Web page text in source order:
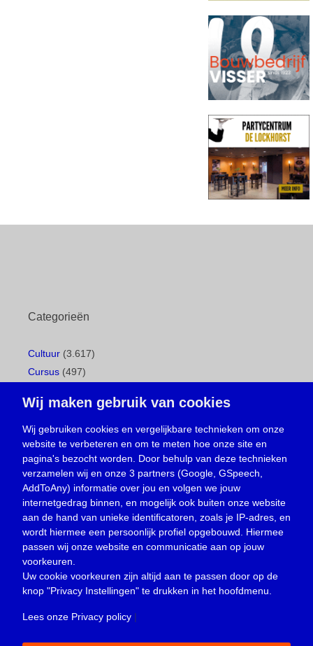
Categorieën
Cultuur (3.617)
Cursus (497)
Gemeentepagina(104)
Ingezonden brief(539)
Media(156)
Nieuws (23.330)
Oproep(734)
Overlijden(39)
Podcast(18)
prijsvraag (5)
Religie (1.438)
Service(226)
Wij maken gebruik van cookies
Wij gebruiken cookies en vergelijkbare technieken om onze
website te verbeteren en om te meten hoe onze site en
pagina's bezocht worden. Door behulp van deze technieken
verzamelen wij en onze 3 partners (Google, GSpeech,
AddToAny) informatie over jou en volgen we jouw
internetgedrag binnen, en mogelijk ook buiten onze website
aan de hand van unieke identificatoren, zoals je IP-adres, en
wordt hiermee een persoonlijk profiel opgebouwd. Hiermee
passen wij onze website en communicatie aan op jouw
voorkeuren.
Uw cookie voorkeuren zijn altijd aan te passen door op de
knop "Privacy Instellingen" te drukken in het hoofdmenu.
Lees onze Privacy policy |